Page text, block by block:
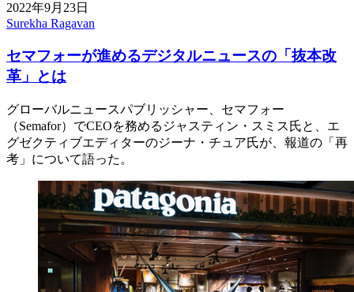
2022年9月23日
Surekha Ragavan
セマフォーが進めるデジタルニュースの「抜本改
革」とは
グローバルニュースパブリッシャー、セマフォー
（Semafor）でCEOを務めるジャスティン・スミス氏と、エ
グゼクティブエディターのジーナ・チュア氏が、報道の「再
考」について語った。